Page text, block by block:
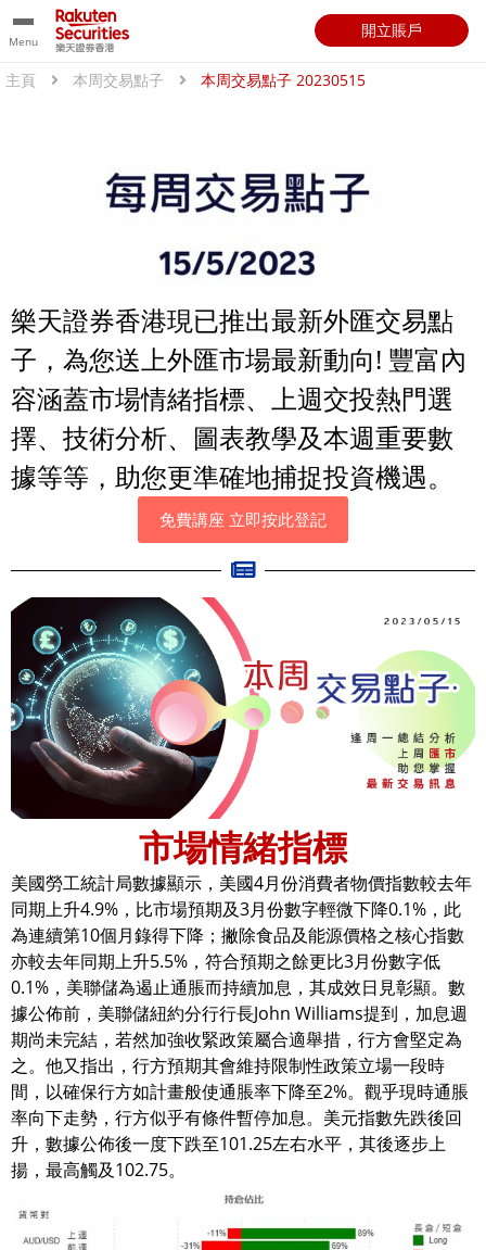
Menu
開立賬戶
主頁 本周交易點子 本周交易點子 20230515
樂天證券香港現已推出最新外匯交易點
子，為您送上外匯市場最新動向! 豐富內
容涵蓋市場情緒指標、上週交投熱門選
擇、技術分析、圖表教學及本週重要數
據等等，助您更準確地捕捉投資機遇。
免費講座 立即按此登記
市場情緒指標
美國勞工統計局數據顯示，美國4月份消費者物價指數較去年
同期上升4.9%，比市場預期及3月份數字輕微下降0.1%，此
為連續第10個月錄得下降；撇除食品及能源價格之核心指數
亦較去年同期上升5.5%，符合預期之餘更比3月份數字低
0.1%，美聯儲為遏止通脹而持續加息，其成效日見彰顯。數
據公佈前，美聯儲紐約分行行長John Williams提到，加息週
期尚未完結，若然加強收緊政策屬合適舉措，行方會堅定為
之。他又指出，行方預期其會維持限制性政策立場一段時
間，以確保行方如計畫般使通脹率下降至2%。觀乎現時通脹
率向下走勢，行方似乎有條件暫停加息。美元指數先跌後回
升，數據公佈後一度下跌至101.25左右水平，其後逐步上
揚，最高觸及102.75。